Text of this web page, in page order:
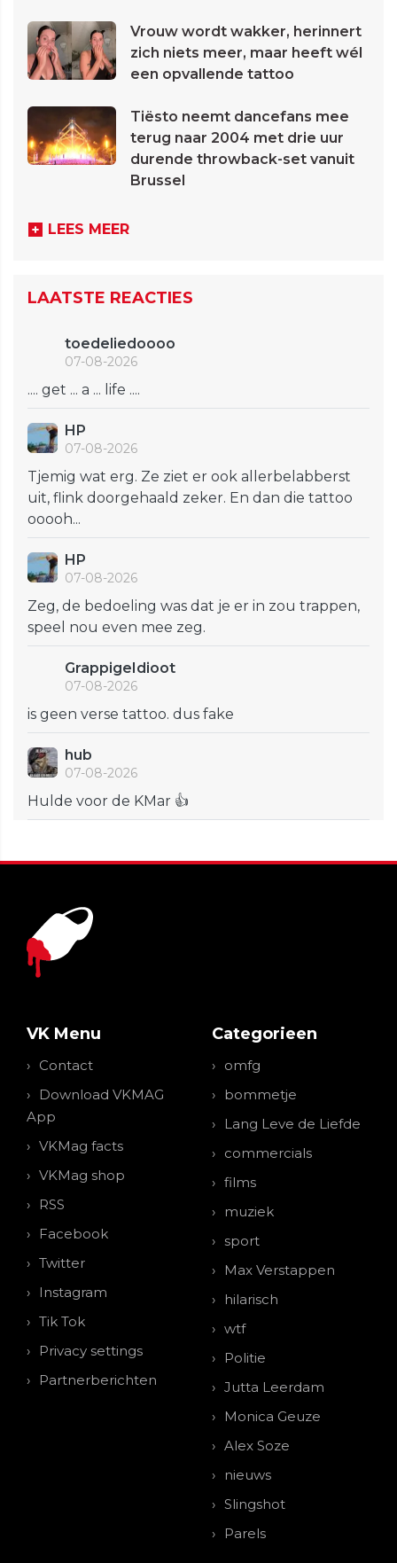
Vrouw wordt wakker, herinnert
zich niets meer, maar heeft wél
een opvallende tattoo
Tiësto neemt dancefans mee
terug naar 2004 met drie uur
durende throwback-set vanuit
Brussel
LEES MEER
LAATSTE REACTIES
toedeliedoooo
07-08-2026
.... get ... a ... life ....
HP
07-08-2026
Tjemig wat erg. Ze ziet er ook allerbelabberst
uit, flink doorgehaald zeker. En dan die tattoo
ooooh...
HP
07-08-2026
Zeg, de bedoeling was dat je er in zou trappen,
speel nou even mee zeg.
GrappigeIdioot
07-08-2026
is geen verse tattoo. dus fake
hub
07-08-2026
Hulde voor de KMar 👍
VK Menu
Contact
Download VKMAG
App
VKMag facts
VKMag shop
RSS
Facebook
Twitter
Instagram
Tik Tok
Privacy settings
Partnerberichten
Categorieen
omfg
bommetje
Lang Leve de Liefde
commercials
films
muziek
sport
Max Verstappen
hilarisch
wtf
Politie
Jutta Leerdam
Monica Geuze
Alex Soze
nieuws
Slingshot
Parels